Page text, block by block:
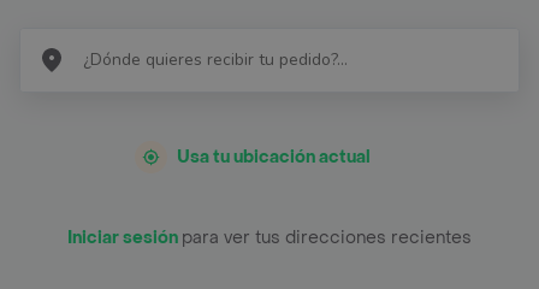
Usa tu ubicación actual
Iniciar sesión para ver tus direcciones recientes